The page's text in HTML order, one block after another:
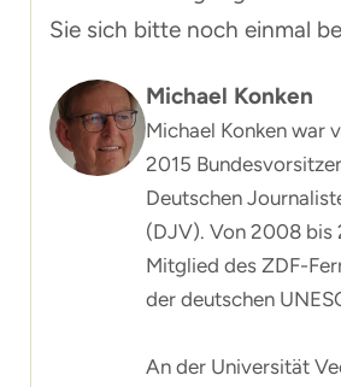
Sie sich bitte noch einmal
Michael Konken
Michael Konken war
2015
Deutschen
(DJV). Von 2008 bis
Mitglied des ZDF-
der deutschen
An der Universität